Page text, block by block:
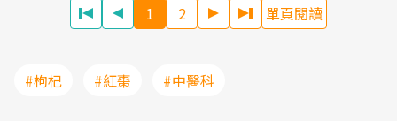
1 2 單頁閱讀
#枸杞 #紅棗 #中醫科